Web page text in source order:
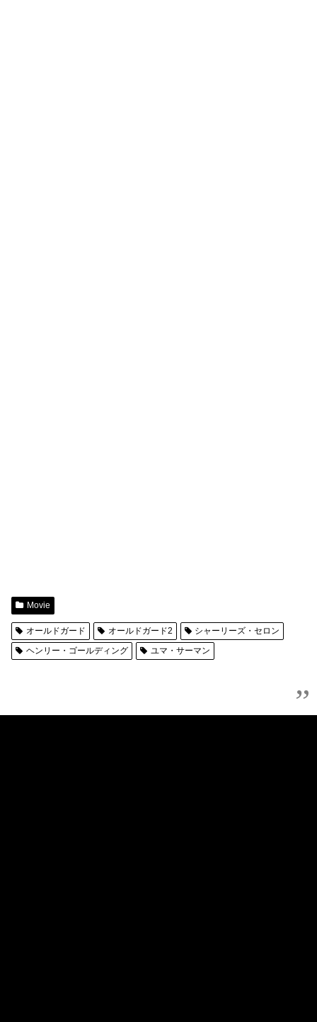
Movie
オールドガード オールドガード2
シャーリーズ・セロン
ヘンリー・ゴールディング
ユマ・サーマン